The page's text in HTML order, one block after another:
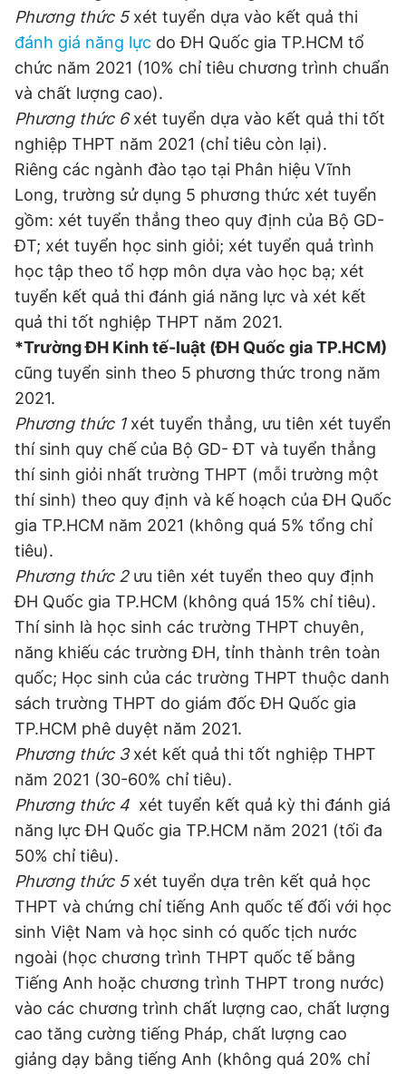
Phương thức 5xét tuyển dựa vào kết quả thi
đánh giá năng lực do ĐH Quốc gia TP.HCM tổ
chức năm 2021 (10% chỉ tiêu chương trình chuẩn
và chất lượng cao).
Phương thức 6xét tuyển dựa vào kết quả thi tốt
nghiệp THPT năm 2021 (chỉ tiêu còn lại).
Riêng các ngành đào tạo tại Phân hiệu Vĩnh
Long, trường sử dụng 5 phương thức xét tuyển
gồm: xét tuyển thẳng theo quy định của Bộ GD-
ĐT; xét tuyển học sinh giỏi; xét tuyển quả trình
học tập theo tổ hợp môn dựa vào học bạ; xét
tuyển kết quả thi đánh giá năng lực và xét kết
quả thi tốt nghiệp THPT năm 2021.
*Trường ĐH Kinh tế-luật (ĐH Quốc gia TP.HCM)
cũng tuyển sinh theo 5 phương thức trong năm
2021.
Phương thức 1xét tuyển thẳng, ưu tiên xét tuyển
thí sinh quy chế của Bộ GD- ĐT và tuyển thẳng
thí sinh giỏi nhất trường THPT (mỗi trường một
thí sinh) theo quy định và kế hoạch của ĐH Quốc
gia TP.HCM năm 2021 (không quá 5% tổng chỉ
tiêu).
Phương thức 2ưu tiên xét tuyển theo quy định
ĐH Quốc gia TP.HCM (không quá 15% chỉ tiêu).
Thí sinh là học sinh các trường THPT chuyên,
năng khiếu các trường ĐH, tỉnh thành trên toàn
quốc; Học sinh của các trường THPT thuộc danh
sách trường THPT do giám đốc ĐH Quốc gia
TP.HCM phê duyệt năm 2021.
Phương thức 3xét kết quả thi tốt nghiệp THPT
năm 2021 (30-60% chỉ tiêu).
Phương thức 4 xét tuyển kết quả kỳ thi đánh giá
năng lực ĐH Quốc gia TP.HCM năm 2021 (tối đa
50% chỉ tiêu).
Phương thức 5xét tuyển dựa trên kết quả học
THPT và chứng chỉ tiếng Anh quốc tế đối với học
sinh Việt Nam và học sinh có quốc tịch nước
ngoài (học chương trình THPT quốc tế bằng
Tiếng Anh hoặc chương trình THPT trong nước)
vào các chương trình chất lượng cao, chất lượng
cao tăng cường tiếng Pháp, chất lượng cao
giảng dạy bằng tiếng Anh (không quá 20% chỉ